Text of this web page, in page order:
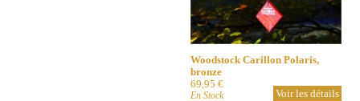
Woodstock Carillon Polaris,
bronze
69,95 €
En Stock Voir les détails